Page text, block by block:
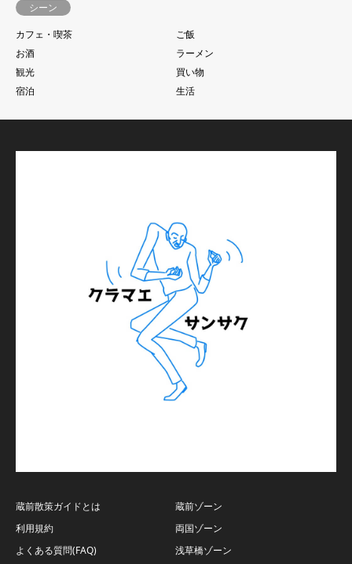
シーン
カフェ・喫茶
ご飯
お酒
ラーメン
観光
買い物
宿泊
生活
蔵前散策ガイドとは
利用規約
よくある質問(FAQ)
蔵前ゾーン
両国ゾーン
浅草橋ゾーン